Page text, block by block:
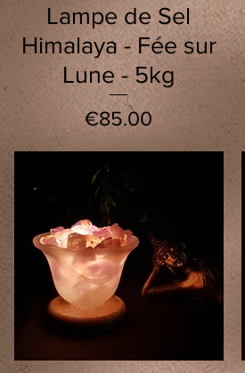
Quick View
Lampe de Sel
Himalaya - Fée sur
Lune - 5kg
Price
€85.00